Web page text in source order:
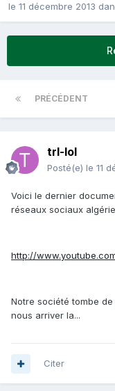
le 11 décembre 2013
PRÉCÉDENT
trl-lol
Posté(e) le 11
Voici le dernier
réseaux sociaux
http://
Notre société tombe
nous arriver la...
Citer